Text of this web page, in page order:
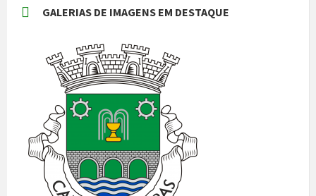
GALERIAS DE IMAGENS EM DESTAQUE